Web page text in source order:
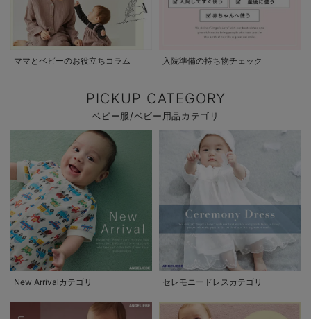
ママとベビーのお役立ちコラム 入院準備の持ち物チェック
PICKUP CATEGORY
ベビー服/ベビー用品カテゴリ
New Arrivalカテゴリ セレモニードレスカテゴリ